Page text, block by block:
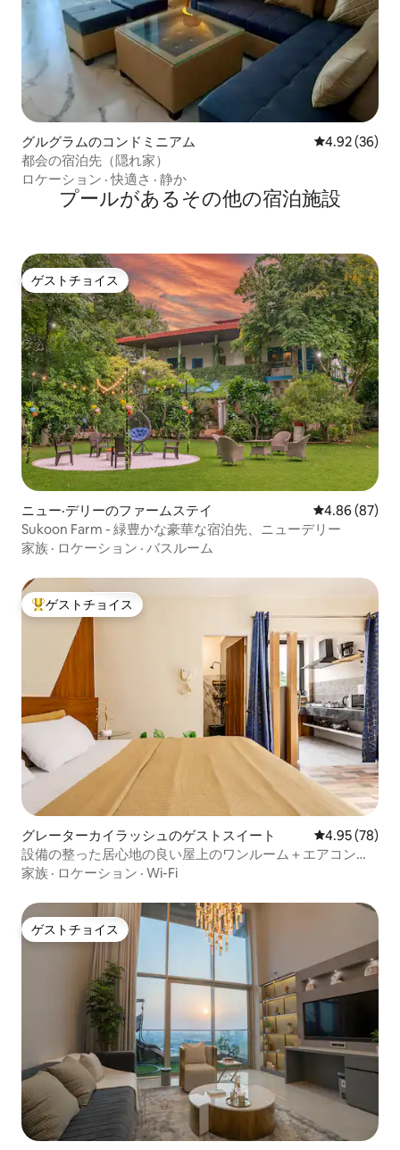
グルグラムのコンドミニアム レビュー36
4.92 (36)
都会の宿泊先（隠れ家）
ロケーション ·快適さ · 静か
プールがあるその他の宿泊施設
ゲストチョイス
ゲストチョイス
ニュー·デリーのファームステイ レビュー87
4.86 (87)
Sukoon Farm - 緑豊かな豪華な宿泊先、ニューデリー
家族 · ロケーション · バスルーム
大好評のゲストチョイスです。
ゲストチョイス
グレーターカイラッシュのゲストスイート レビュー78
4.95 (78)
設備の整った居心地の良い屋上のワンルーム＋エアコン＋
キッチン＋ジム
家族 · ロケーション · Wi-Fi
ゲストチョイス
ゲストチョイス